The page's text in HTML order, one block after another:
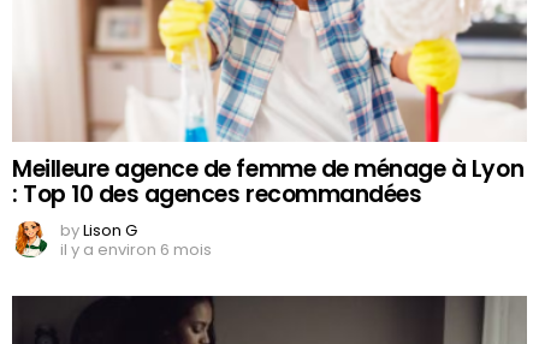
Meilleure agence de femme de ménage à Lyon
: Top 10 des agences recommandées
byLison G
il y a environ 6 mois